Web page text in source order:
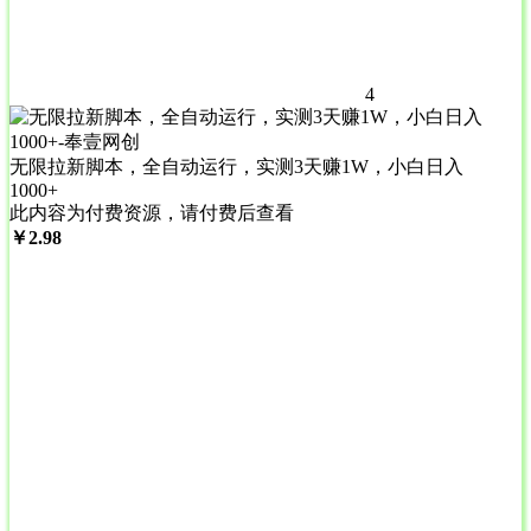
4
无限拉新脚本，全自动运行，实测3天赚1W，小白日入
1000+
此内容为付费资源，请付费后查看
￥2.98